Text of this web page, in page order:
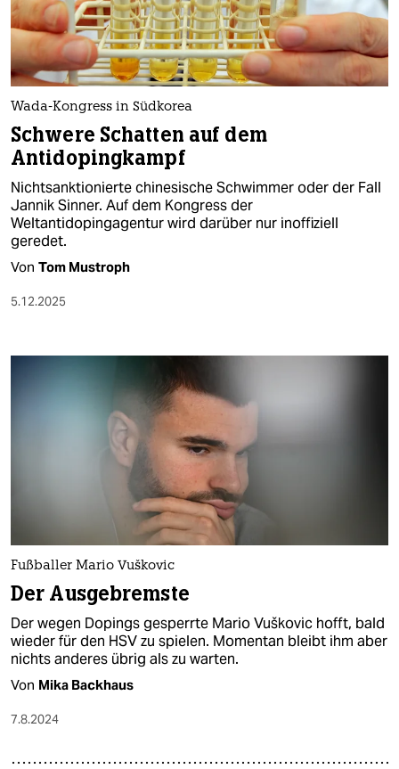
nord
wahrheit
verlag
verlag
veranstaltungen
shop
fragen & hilfe
unterstützen
Wada-Kongress in Südkorea
Schwere Schatten auf dem
Antidopingkampf
Nichtsanktionierte chinesische Schwimmer oder der Fall
Jannik Sinner. Auf dem Kongress der
Weltantidopingagentur wird darüber nur inoffiziell
geredet.
Von Tom Mustroph
5.12.2025
Fußballer Mario Vuškovic
Der Ausgebremste
Der wegen Dopings gesperrte Mario Vuškovic hofft, bald
wieder für den HSV zu spielen. Momentan bleibt ihm aber
nichts anderes übrig als zu warten.
Von Mika Backhaus
7.8.2024